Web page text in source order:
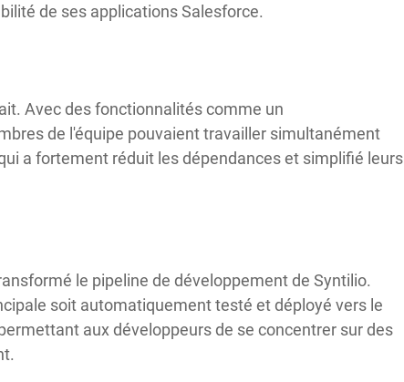
de ses applications Salesforce.
Avec des fonctionnalités comme un
de l'équipe pouvaient travailler simultanément
a fortement réduit les dépendances et simplifié leurs
le pipeline de développement de Syntilio.
soit automatiquement testé et déployé vers le
aux développeurs de se concentrer sur des